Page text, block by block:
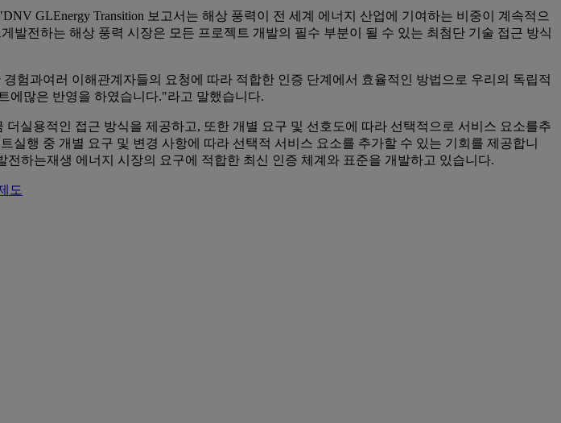
GLEnergy Transition 보고서는 해상 풍력이 전 세계 에너지 산업에 기여하는 비중이 계속적으
발전하는 해상 풍력 시장은 모든 프로젝트 개발의 필수 부분이 될 수 있는 최첨단 기술 접근 방식
험과여러 이해관계자들의 요청에 따라 적합한 인증 단계에서 효율적인 방법으로 우리의 독립적
에많은 반영을 하였습니다."라고 말했습니다.
실용적인 접근 방식을 제공하고, 또한 개별 요구 및 선호도에 따라 선택적으로 서비스 요소를추
행 중 개별 요구 및 변경 사항에 따라 선택적 서비스 요소를 추가할 수 있는 기회를 제공합니
하는재생 에너지 시장의 요구에 적합한 최신 인증 체계와 표준을 개발하고 있습니다.
도